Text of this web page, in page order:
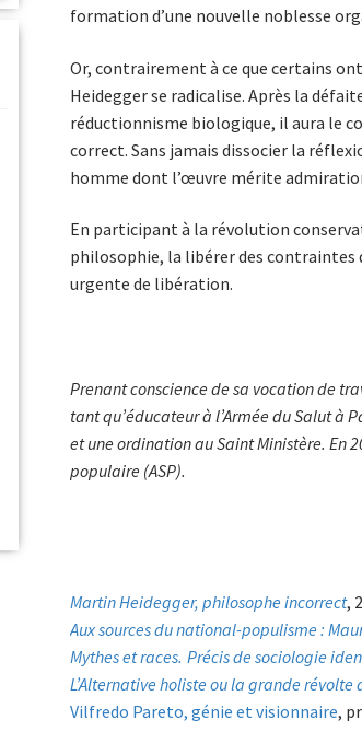
formation d’une nouvelle noblesse
Or, contrairement à ce que certains
Heidegger se radicalise. Après la
réductionnisme biologique, il aura le
correct. Sans jamais dissocier la
homme dont l’œuvre mérite
En participant à la révolution
philosophie, la libérer des contraintes
urgente de libération.
Prenant conscience de sa vocation de
tant qu’éducateur à l’Armée du Salut à
et une ordination au Saint Ministère. En
populaire (ASP).
Martin Heidegger, philosophe incorrect,
Aux sources du national-populisme :
Mythes et races. Précis de sociologie
L’Alternative holiste ou la grande révolte
Vilfredo Pareto, génie et visionnaire,